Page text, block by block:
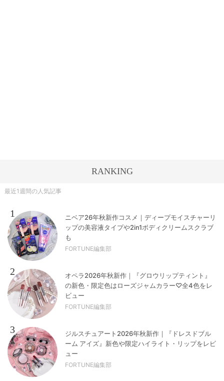
RANKING
最近1週間の人気記事
1
ニベア26年秋新作コスメ｜ディープモイスチャーリ
ップの美容液タイプや2in1ボディクリームスクラブ
も
FORTUNE編集部
2
オペラ2026年秋新作｜『グロウリップティント』
の新色・限定色はローズジャムカラー♡全4色をレ
ビュー
FORTUNE編集部
3
ジルスチュアート2026年秋新作｜『ドレスドブル
ーム アイズ』新色や限定ハイライト・リップをレビ
ュー
FORTUNE編集部